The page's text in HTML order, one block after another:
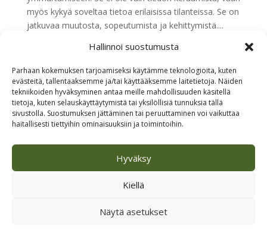
Hallinnoi suostumusta
Parhaan kokemuksen tarjoamiseksi käytämme teknologioita, kuten
evästeitä, tallentaaksemme ja/tai käyttääksemme laitetietoja. Näiden
tekniikoiden hyväksyminen antaa meille mahdollisuuden käsitellä
tietoja, kuten selauskäyttäytymistä tai yksilöllisiä tunnuksia tällä
sivustolla. Suostumuksen jättäminen tai peruuttaminen voi vaikuttaa
haitallisesti tiettyihin ominaisuuksiin ja toimintoihin.
Hyväksy
Kiellä
Näytä asetukset
myös kykyä soveltaa tietoa erilaisissa tilanteissa. Se on
jatkuvaa muutosta, sopeutumista ja kehittymistä....
Etsi
Viimeisimmät artikkelit
Loma alkoi – aivot saapuivat viiveellä
Näe hyvä ja löydä oma Ikigai